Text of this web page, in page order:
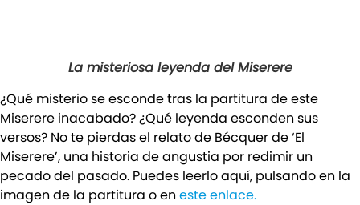
La misteriosa leyenda del Miserere
¿Qué misterio se esconde tras la partitura de este
Miserere inacabado? ¿Qué leyenda esconden sus
versos? No te pierdas el relato de Bécquer de ‘El
Miserere’, una historia de angustia por redimir un
pecado del pasado. Puedes leerlo aquí, pulsando en la
imagen de la partitura o eneste enlace.